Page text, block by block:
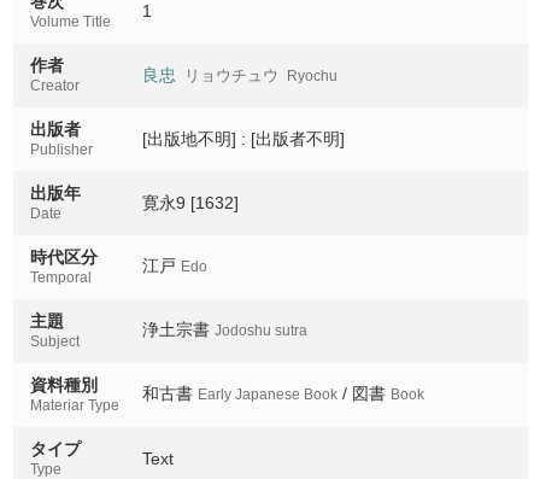
Volume Title
1
作者
Creator
良忠 リョウチュウ Ryochu
出版者
Publisher
[出版地不明] : [出版者不明]
出版年
Date
寛永9 [1632]
時代区分
Temporal
江戸 Edo
主題
Subject
浄土宗書 Jodoshu sutra
資料種別
Materiar Type
和古書 Early Japanese Book/ 図書 Book
タイプ
Type
Text